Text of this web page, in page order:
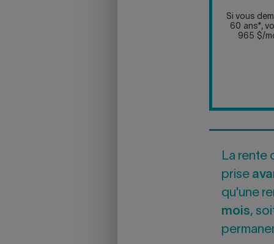
Si vous
60 ans*,
965 $/
La rente
prise
qu'une
mois,